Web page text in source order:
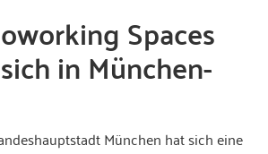
Spaces
in München-
München hat sich eine